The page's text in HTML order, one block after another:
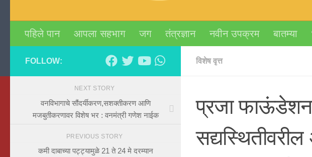
पहिले पान आपला सहभाग जग तंत्रज्ञान नवीन उपक्रम बातम्या
विशेष वृत्त
प्रजा
FOLLOW:
NEXT STORY
वनविभागाचे सौंदर्यीकरण,सशक्तीकरण आणि
मजबुतीकरणावर विशेष भर : वनमंत्री गणेश नाईक
PREVIOUS STORY
कमी दाबाच्या पट्ट्यामुळे 21 ते 24 मे दरम्यान